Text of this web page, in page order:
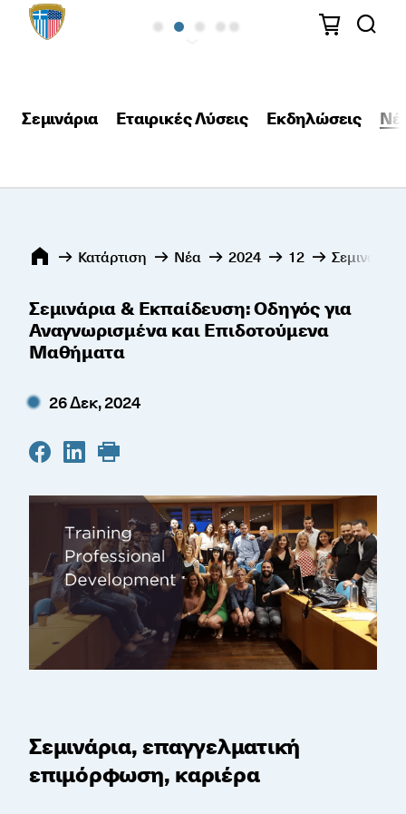
Σεμινάρια Εταιρικές Λύσεις Εκδηλώσεις
Κατάρτιση Νέα 2024 12
Σεμινάρια & Εκπαίδευση: Οδηγός για
Αναγνωρισμένα και Επιδοτούμενα
Μαθήματα
26 Δεκ, 2024
Σεμινάρια, επαγγελματική
επιμόρφωση, καριέρα